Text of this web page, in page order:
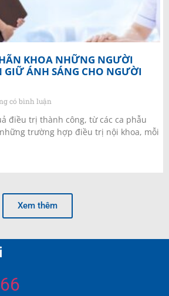
KHOA NHỮNG NGƯỜI
GIỮ ÁNH SÁNG CHO NGƯỜI
có bình luận
điều trị thành công, từ các ca phẫu
trường hợp điều trị nội khoa, mỗi
Xem thêm